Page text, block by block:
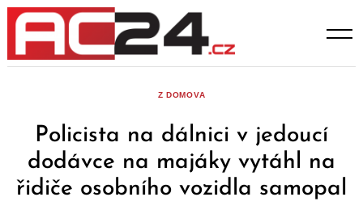
Skip
content
Z DOMOVA
Policista na dálnici v jedoucí
dodávce na majáky vytáhl na
řidiče osobního vozidla samopal